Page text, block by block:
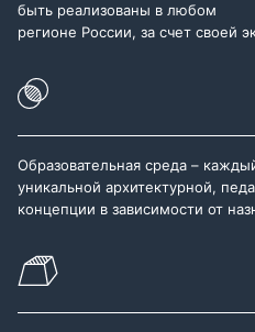
быть реализованы в любом
регионе России, за счет своей
Образовательная среда –
уникальной архитектурной,
концепции в зависимости от